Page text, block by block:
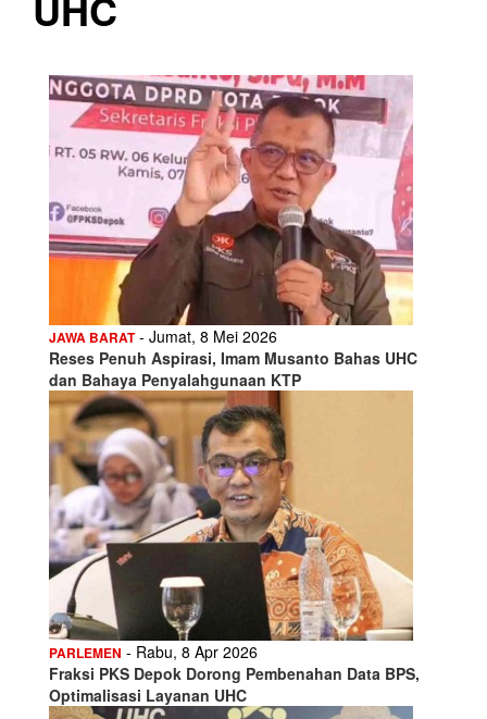
JAWA BARAT- Jumat, 8 Mei 2026
Reses Penuh Aspirasi, Imam Musanto Bahas UHC
dan Bahaya Penyalahgunaan KTP
PARLEMEN - Rabu, 8 Apr 2026
Fraksi PKS Depok Dorong Pembenahan Data BPS,
Optimalisasi Layanan UHC